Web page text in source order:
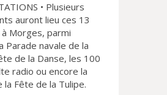
• Plusieurs
auront lieu ces 13
Morges, parmi
Parade navale de la
de la Danse, les 100
radio ou encore la
la Fête de la Tulipe.